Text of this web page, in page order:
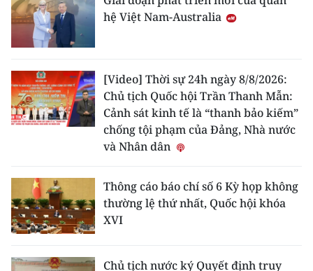
hệ Việt Nam-Australia
[Video] Thời sự 24h ngày 8/8/2026:
Chủ tịch Quốc hội Trần Thanh Mẫn:
Cảnh sát kinh tế là “thanh bảo kiếm”
chống tội phạm của Đảng, Nhà nước
và Nhân dân
Thông cáo báo chí số 6 Kỳ họp không
thường lệ thứ nhất, Quốc hội khóa
XVI
Chủ tịch nước ký Quyết định truy